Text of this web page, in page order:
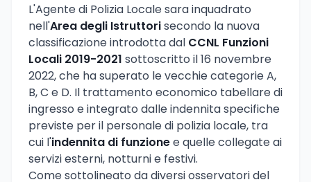
L'Agente di Polizia Locale sara inquadrato
nell'Area degli Istruttorisecondo la nuova
classificazione introdotta dal CCNL Funzioni
Locali 2019-2021 sottoscritto il 16 novembre
2022, che ha superato le vecchie categorie A,
B, C e D. Il trattamento economico tabellare di
ingresso e integrato dalle indennita specifiche
previste per il personale di polizia locale, tra
cui l'indennita di funzionee quelle collegate ai
servizi esterni, notturni e festivi.
Come sottolineato da diversi osservatori del